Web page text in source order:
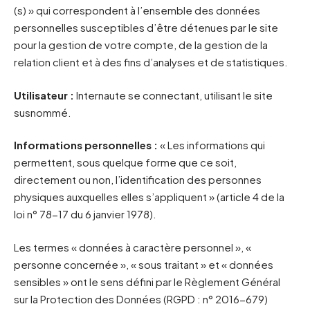
(s) » qui correspondent à l’ensemble des données
personnelles susceptibles d’être détenues par le site
pour la gestion de votre compte, de la gestion de la
relation client et à des fins d’analyses et de statistiques.
Utilisateur : Internaute se connectant, utilisant le site
susnommé.
Informations personnelles : « Les informations qui
permettent, sous quelque forme que ce soit,
directement ou non, l’identification des personnes
physiques auxquelles elles s’appliquent » (article 4 de la
loi n° 78-17 du 6 janvier 1978).
Les termes « données à caractère personnel », «
personne concernée », « sous traitant » et « données
sensibles » ont le sens défini par le Règlement Général
sur la Protection des Données (RGPD : n° 2016-679)